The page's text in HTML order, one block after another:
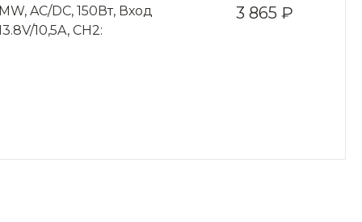
3 865 ₽
AC/DC, 150Вт, Вход
10,5A, CH2: